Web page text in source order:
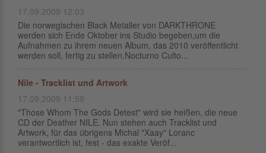
17.09.2009 12:03
Die norwegischen Black Metaller von DARKTHRONE
werden sich Ende Oktober ins Studio begeben,um die
Aufnahmen zu ihrem neuen Album, das 2010 veröffentlicht
werden soll, fertig zu stellen.Nocturno Culto...
Nile - Tracklist und Artwork
17.09.2009 11:59
"Those Whom The Gods Detest" wird sie heißen, die neue
CD der Deather NILE. Nun stehen auch Tracklist und
Artwork, für das übrigens Michal "Xaay" Loranc
verantwortlich ist, fest - das exakte Veröf...